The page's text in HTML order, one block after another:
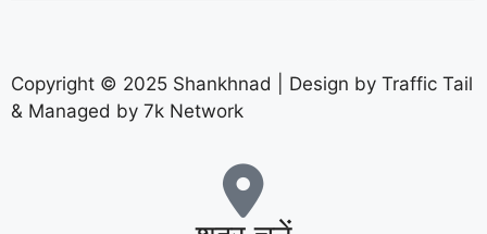
Copyright © 2025 Shankhnad | Design by Traffic Tail
& Managed by 7k Network